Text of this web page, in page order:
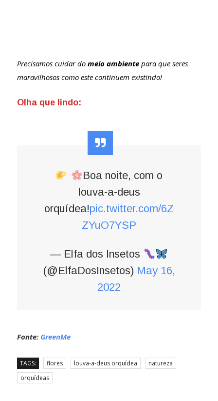
Precisamos cuidar do meio ambiente para que seres
maravilhosos como este continuem existindo!
Olha que lindo:
Boa noite, com o
louva-a-deus
orquídea!pic.twitter.com/6Z
ZYuO7YSP
— Elfa dos Insetos
(@ElfaDosInsetos) May 16,
2022
Fonte: GreenMe
TAGS: flores louva-a-deus orquídea
natureza
orquídeas